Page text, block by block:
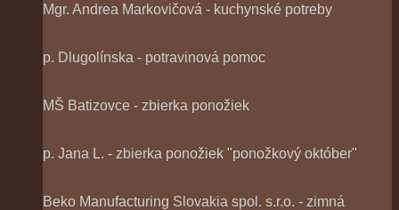
Mgr. Andrea Markovičová - kuchynské potreby
p. Dlugolínska - potravinová pomoc
MŠ Batizovce - zbierka ponožiek
p. Jana L. - zbierka ponožiek "ponožkový október"
Beko Manufacturing Slovakia spol. s.r.o. - zimná